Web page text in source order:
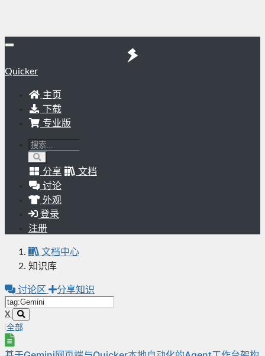
Quicker
主页
下载
专业版
分享
文档
讨论
外观
登录
注册
文档中心
知识库
讨论区 分享知识
X
全部